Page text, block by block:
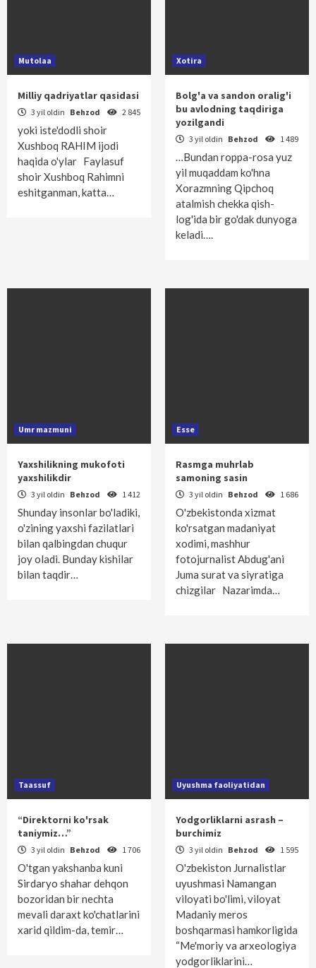
Mutolaa
Milliy qadriyatlar qasidasi
3 yil oldin Behzod 2 845
yoki iste'dodli shoir
Xushboq RAHIM ijodi
haqida o'ylar Faylasuf
shoir Xushboq Rahimni
eshitganman, katta…
Xotira
Bolg'a va sandon oralig'i
bu avlodning taqdiriga
yozilgandi
3 yil oldin Behzod 1 489
…Bundan roppa-rosa yuz
yil muqaddam ko'hna
Xorazmning Qipchoq
atalmish chekka qish­
log'ida bir go'dak dunyoga
keladi….
Umr mazmuni
Yaxshilikning mukofoti
yaxshilikdir
3 yil oldin Behzod 1 412
Shunday insonlar bo'ladiki,
o'zining yaxshi fazilatlari
bilan qalbingdan chuqur
joy oladi. Bunday kishilar
bilan taqdir…
Esse
Rasmga muhrlab
samoning sasin
3 yil oldin Behzod 1 686
O'zbekistonda xizmat
ko'rsatgan madaniyat
xodimi, mashhur
fotojurnalist Abdug'ani
Juma surat va siyratiga
chizgilar Nazarimda…
Taassuf
“Direktorni ko'rsak
taniymiz…”
3 yil oldin Behzod 1 706
O'tgan yakshanba kuni
Sirdaryo shahar dehqon
bozoridan bir nechta
mevali daraxt ko'chatlarini
xarid qildim-da, temir…
Uyushma faoliyatidan
Yodgorliklarni asrash –
burchimiz
3 yil oldin Behzod 1 595
O'zbekiston Jurnalistlar
uyushmasi Namangan
viloyati bo'limi, viloyat
Madaniy meros
boshqarmasi hamkorligida
“Me'moriy va arxeologiya
yodgorliklarini…